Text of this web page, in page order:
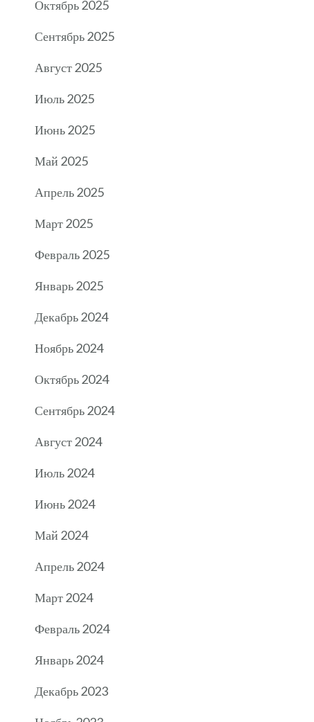
Октябрь 2025
Сентябрь 2025
Август 2025
Июль 2025
Июнь 2025
Май 2025
Апрель 2025
Март 2025
Февраль 2025
Январь 2025
Декабрь 2024
Ноябрь 2024
Октябрь 2024
Сентябрь 2024
Август 2024
Июль 2024
Июнь 2024
Май 2024
Апрель 2024
Март 2024
Февраль 2024
Январь 2024
Декабрь 2023